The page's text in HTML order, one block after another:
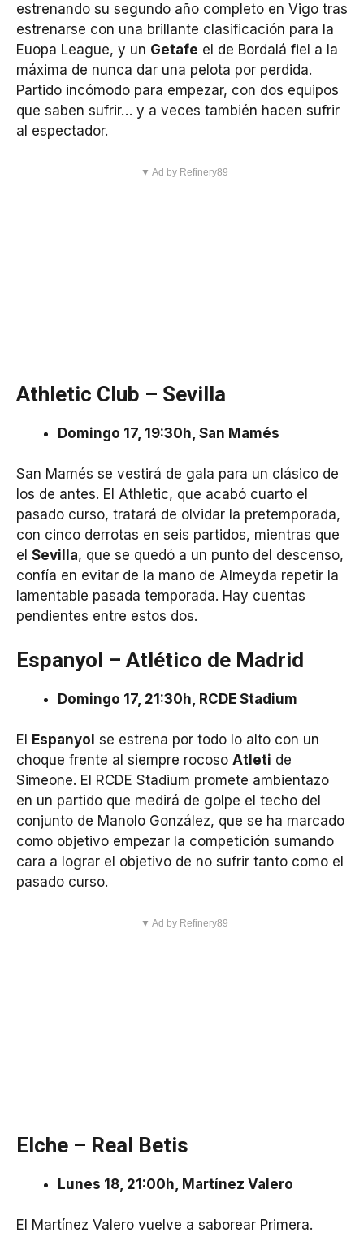
estrenando su segundo año completo en Vigo tras
estrenarse con una brillante clasificación para la
Euopa League, y un Getafe el de Bordalá fiel a la
máxima de nunca dar una pelota por perdida.
Partido incómodo para empezar, con dos equipos
que saben sufrir… y a veces también hacen sufrir
al espectador.
▼ Ad by Refinery89
Athletic Club – Sevilla
Domingo 17, 19:30h, San Mamés
San Mamés se vestirá de gala para un clásico de
los de antes. El Athletic, que acabó cuarto el
pasado curso, tratará de olvidar la pretemporada,
con cinco derrotas en seis partidos, mientras que
el Sevilla, que se quedó a un punto del descenso,
confía en evitar de la mano de Almeyda repetir la
lamentable pasada temporada. Hay cuentas
pendientes entre estos dos.
Espanyol – Atlético de Madrid
Domingo 17, 21:30h, RCDE Stadium
El Espanyol se estrena por todo lo alto con un
choque frente al siempre rocoso Atleti de
Simeone. El RCDE Stadium promete ambientazo
en un partido que medirá de golpe el techo del
conjunto de Manolo González, que se ha marcado
como objetivo empezar la competición sumando
cara a lograr el objetivo de no sufrir tanto como el
pasado curso.
▼ Ad by Refinery89
Elche – Real Betis
Lunes 18, 21:00h, Martínez Valero
El Martínez Valero vuelve a saborear Primera.